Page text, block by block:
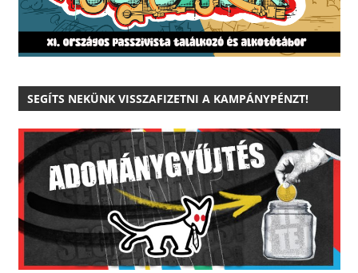
SEGÍTS NEKÜNK VISSZAFIZETNI A KAMPÁNYPÉNZT!